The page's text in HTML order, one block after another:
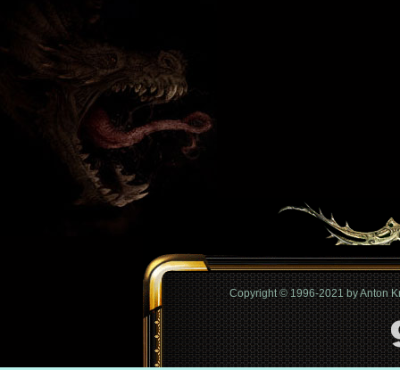
Copyright © 1996-2021 by Anton